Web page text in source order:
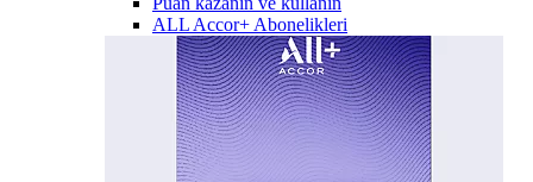
ALL Accor+ Abonelikleri